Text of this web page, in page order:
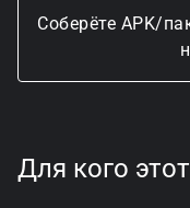
Соберёте APK/
Для кого